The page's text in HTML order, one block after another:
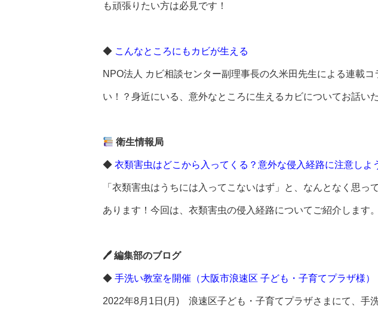
も頑張りたい方は必見です！
◆ こんなところにもカビが生える
NPO法人 カビ相談センター副理事長の久米田先生による連載
い！？身近にいる、意外なところに生えるカビについてお話い
衛生情報局
◆ 衣類害虫はどこから入ってくる？意外な侵入経路に注意しよ
「衣類害虫はうちには入ってこないはず」と、なんとなく思
あります！今回は、衣類害虫の侵入経路についてご紹介します。
🖊 編集部のブログ
◆ 手洗い教室を開催（大阪市浪速区 子ども・子育てプラザ様）
2022年8月1日(月) 浪速区子ども・子育てプラザさまにて、手